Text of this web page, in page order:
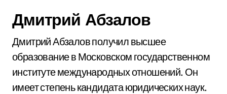
Дмитрий Абзалов
Дмитрий Абзалов получил высшее
образование в Московском государственном
институте международных отношений. Он
имеет степень кандидата юридических наук.